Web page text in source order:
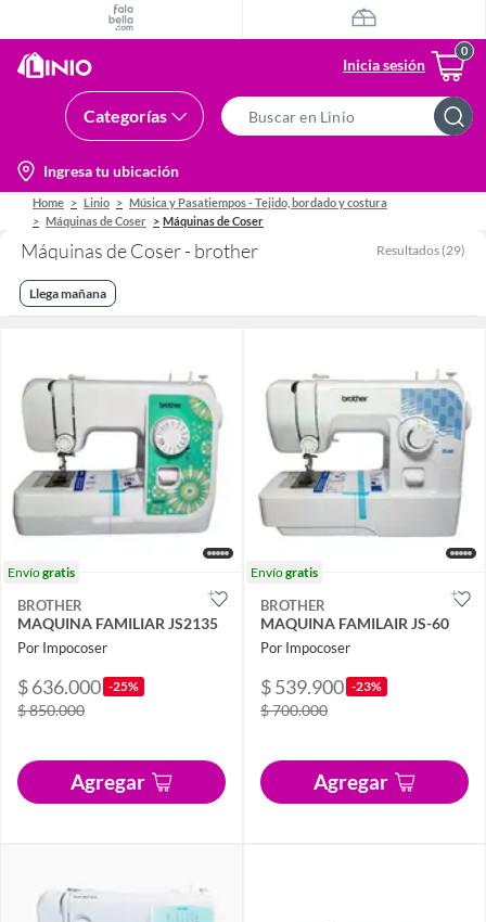
Inicia sesión
Categorías
Bar
location-
icon
Ingresa tu ubicación
Home Linio
Música y Pasatiempos - Tejido, bordado y costura
Máquinas de Coser
Máquinas de Coser
Máquinas de Coser - brother Resultados (29)
Llega mañana
Envíogratis
BROTHER
MAQUINA FAMILIAR JS2135
Por Impocoser
$ 636.000 -25%
$ 850.000
Agregar
Envíogratis
BROTHER
MAQUINA FAMILAIR JS-60
Por Impocoser
$ 539.900 -23%
$ 700.000
Agregar